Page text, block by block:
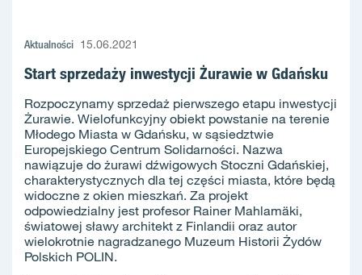
Aktualności 15.06.2021
Start sprzedaży inwestycji Żurawie w Gdańsku
Rozpoczynamy sprzedaż pierwszego etapu inwestycji
Żurawie. Wielofunkcyjny obiekt powstanie na terenie
Młodego Miasta w Gdańsku, w sąsiedztwie
Europejskiego Centrum Solidarności. Nazwa
nawiązuje do żurawi dźwigowych Stoczni Gdańskiej,
charakterystycznych dla tej części miasta, które będą
widoczne z okien mieszkań. Za projekt
odpowiedzialny jest profesor Rainer Mahlamäki,
światowej sławy architekt z Finlandii oraz autor
wielokrotnie nagradzanego Muzeum Historii Żydów
Polskich POLIN.